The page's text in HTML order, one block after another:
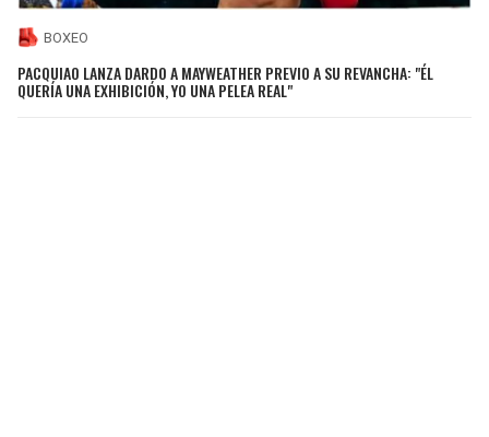
BOXEO
PACQUIAO LANZA DARDO A MAYWEATHER PREVIO A SU REVANCHA: "ÉL
QUERÍA UNA EXHIBICIÓN, YO UNA PELEA REAL"